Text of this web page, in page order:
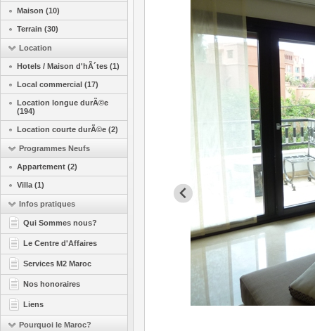
Maison (10)
Terrain (30)
Location
Hotels / Maison d'hÃ´tes (1)
Local commercial (17)
Location longue durÃ©e
(194)
Location courte durÃ©e (2)
Programmes Neufs
Appartement (2)
Villa (1)
Infos pratiques
Qui Sommes nous?
Le Centre d'Affaires
Services M2 Maroc
Nos honoraires
Liens
Pourquoi le Maroc?